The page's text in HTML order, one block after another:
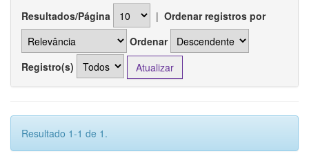
Resultados/Página | Ordenar registros por
Ordenar
Registro(s)
Resultado 1-1 de 1.